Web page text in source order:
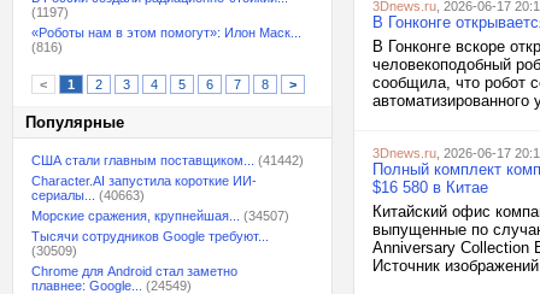
(1197)
«Роботы нам в этом помогут»: Илон Маск...
(816)
< 1 2 3 4 5 6 7 8 >
Популярные
США стали главным поставщиком...
(41442)
Character.AI запустила короткие ИИ-
сериалы...
(40663)
Морские сражения, крупнейшая...
(34507)
Тысячи сотрудников Google требуют...
(30509)
Chrome для Android стал заметно
плавнее: Google...
(24549)
3Dnews.ru , 2026-06-17
В Гонконге
В Гонконге вскоре
человекоподобный
сообщила, что робот
3Dnews.ru , 2026-06-17
Полный комплект
$16 580 в Китае
Китайский офис
выпущенные по
Anniversary Collection
Источник